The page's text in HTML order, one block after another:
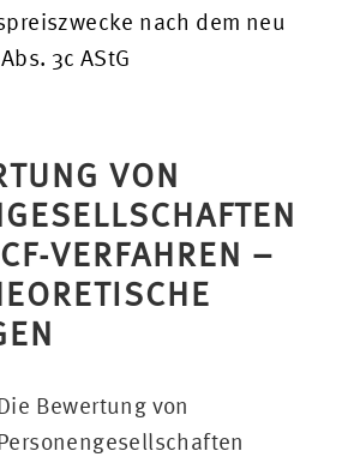
nach dem neu
3c AStG
VON
VERFAHREN –
Bewertung von